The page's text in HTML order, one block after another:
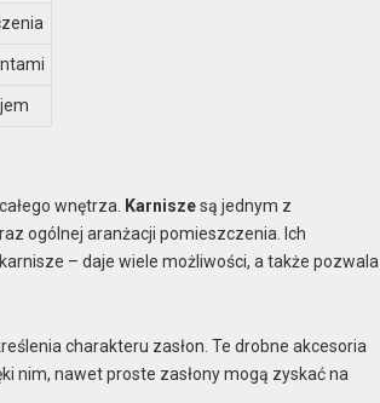
wnętrza. Karniszesą jednym z
ogólnej aranżacji pomieszczenia. Ich
– daje wiele możliwości, a także pozwala
charakteru zasłon. Te drobne akcesoria
nim, nawet proste zasłony mogą zyskać na